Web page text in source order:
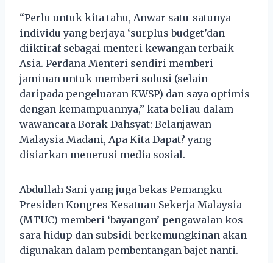
“Perlu untuk kita tahu, Anwar satu-satunya
individu yang berjaya ‘surplus budget’dan
diiktiraf sebagai menteri kewangan terbaik
Asia. Perdana Menteri sendiri memberi
jaminan untuk memberi solusi (selain
daripada pengeluaran KWSP) dan saya optimis
dengan kemampuannya,” kata beliau dalam
wawancara Borak Dahsyat: Belanjawan
Malaysia Madani, Apa Kita Dapat? yang
disiarkan menerusi media sosial.
Abdullah Sani yang juga bekas Pemangku
Presiden Kongres Kesatuan Sekerja Malaysia
(MTUC) memberi ‘bayangan’ pengawalan kos
sara hidup dan subsidi berkemungkinan akan
digunakan dalam pembentangan bajet nanti.